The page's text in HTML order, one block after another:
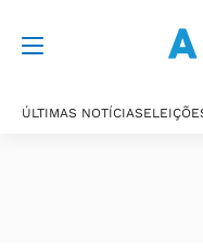
ÚLTIMAS NOTÍCIAS